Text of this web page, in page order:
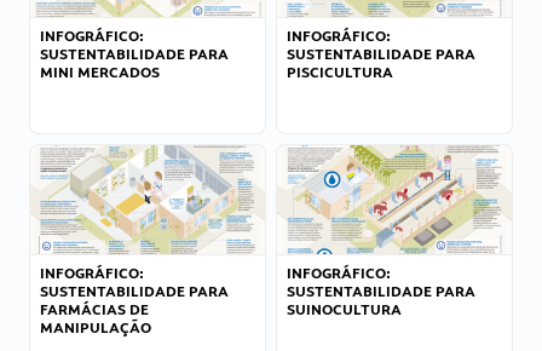
INFOGRÁFICO:
SUSTENTABILIDADE PARA
MINI MERCADOS
INFOGRÁFICO:
SUSTENTABILIDADE PARA
PISCICULTURA
INFOGRÁFICO:
SUSTENTABILIDADE PARA
FARMÁCIAS DE
MANIPULAÇÃO
INFOGRÁFICO:
SUSTENTABILIDADE PARA
SUINOCULTURA